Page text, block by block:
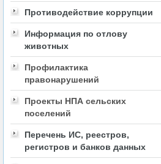
Противодействие коррупции
Информация по отлову
животных
Профилактика
правонарушений
Проекты НПА сельских
поселений
Перечень ИС, реестров,
регистров и банков данных